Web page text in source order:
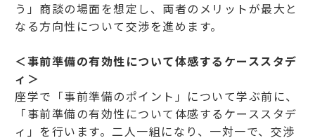
う」商談の場面を想定し、両者のメリットが最大と
なる方向性について交渉を進めます。
＜事前準備の有効性について体感するケーススタデ
ィ＞
座学で「事前準備のポイント」について学ぶ前に、
「事前準備の有効性について体感するケーススタデ
ィ」を行います。二人一組になり、一対一で、交渉